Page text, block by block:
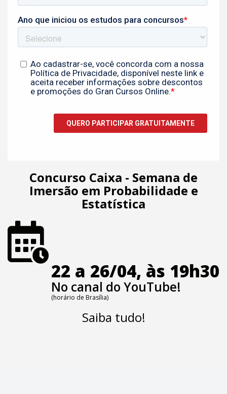
Concurso Caixa - Semana de
Imersão em Probabilidade e
Estatística
22 a 26/04, às 19h30
No canal do YouTube!
(horário de Brasília)
Saiba tudo!